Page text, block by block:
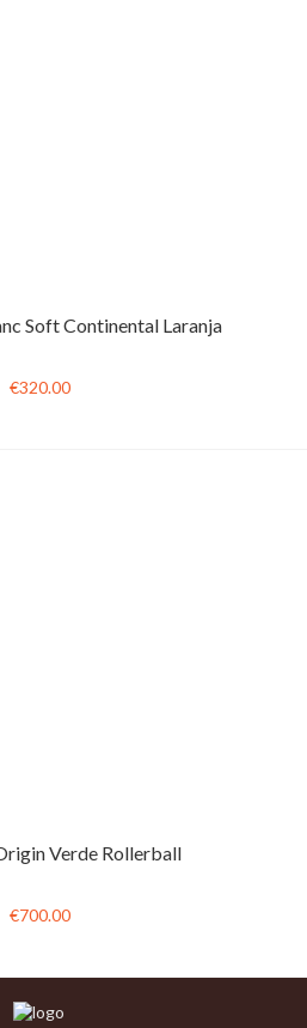
Soft Continental Laranja
€320.00
Verde Rollerball
€700.00